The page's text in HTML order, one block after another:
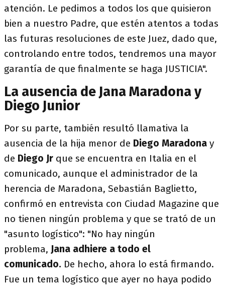
atención. Le pedimos a todos los que quisieron
bien a nuestro Padre, que estén atentos a todas
las futuras resoluciones de este Juez, dado que,
controlando entre todos, tendremos una mayor
garantía de que finalmente se haga JUSTICIA".
La ausencia de Jana Maradona y
Diego Junior
Por su parte, también resultó llamativa la
ausencia de la hija menor de Diego Maradona y
de Diego Jr que se encuentra en Italia en el
comunicado, aunque el administrador de la
herencia de Maradona, Sebastián Baglietto,
confirmó en entrevista con Ciudad Magazine que
no tienen ningún problema y que se trató de un
"asunto logístico": "No hay ningún
problema, Jana adhiere a todo el
comunicado. De hecho, ahora lo está firmando.
Fue un tema logístico que ayer no haya podido